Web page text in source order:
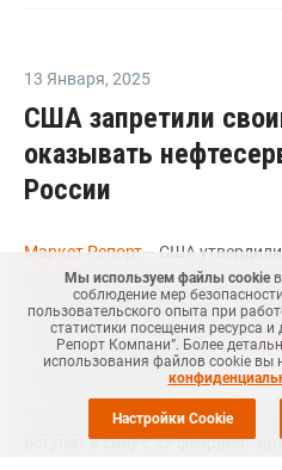
13 Января, 2025
США запретили
оказывать
России
Маркет Репорт-- США
на оказание услуг по добыче
также внесли в SDN-List под 30
этого сегмента, сообщает
американский Минфин.
Ограничения на работу
вступят в силу с 27 февраля.
Мы используем файлы cookieв
соблюдение мер
пользовательского опыта при
статистики посещения ресурса
Репорт Компани”. Более
использования файлов cookie вы
Настройки Cookie